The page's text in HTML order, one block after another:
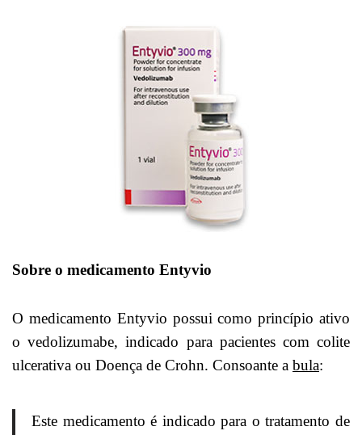
Sobre o medicamento Entyvio
O medicamento Entyvio possui como princípio ativo
o vedolizumabe, indicado para pacientes com colite
ulcerativa ou Doença de Crohn. Consoante a bula:
Este medicamento é indicado para o tratamento de